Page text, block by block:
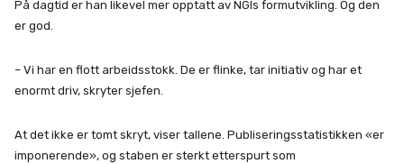
På dagtid er han likevel mer opptatt av NGIs formutvikling. Og den
er god.
– Vi har en flott arbeidsstokk. De er flinke, tar initiativ og har et
enormt driv, skryter sjefen.
At det ikke er tomt skryt, viser tallene. Publiseringsstatistikken «er
imponerende», og staben er sterkt etterspurt som